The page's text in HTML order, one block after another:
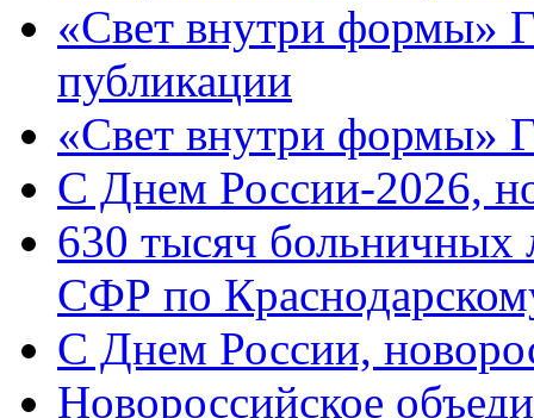
«Свет внутри формы»
публикации
«Свет внутри формы»
C Днем России-2026,
630 тысяч больничных
СФР по
C Днем России,
Новороссийское